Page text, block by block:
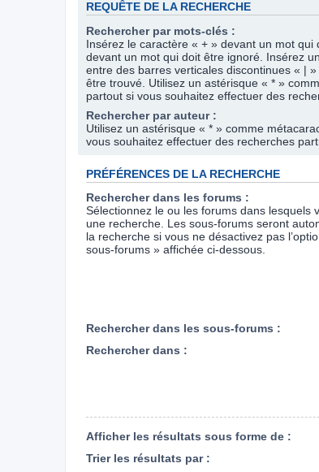
REQUÊTE DE LA RECHERCHE
Rechercher par mots-clés :
Insérez le caractère « + » devant un mot qui
devant un mot qui doit être ignoré. Insérez
entre des barres verticales discontinues « |
être trouvé. Utilisez un astérisque « * »
partout si vous souhaitez effectuer des
Rechercher par auteur :
Utilisez un astérisque « * » comme
vous souhaitez effectuer des recherches
PRÉFÉRENCES DE LA RECHERCHE
Rechercher dans les forums :
Sélectionnez le ou les forums dans lesquels
une recherche. Les sous-forums seront
la recherche si vous ne désactivez pas
sous-forums » affichée ci-dessous.
Rechercher dans les sous-forums :
Rechercher dans :
Afficher les résultats sous forme de :
Trier les résultats par :